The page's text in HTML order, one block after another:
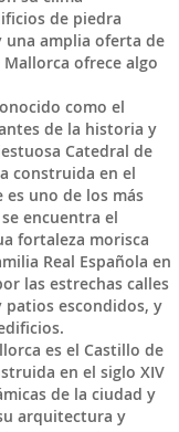
de piedra
amplia oferta de
ofrece algo
como el
de la historia y
Catedral de
construida en el
uno de los más
encuentra el
fortaleza morisca
Real Española en
las estrechas calles
patios escondidos, y
es el Castillo de
en el siglo XIV
de la ciudad y
arquitectura y